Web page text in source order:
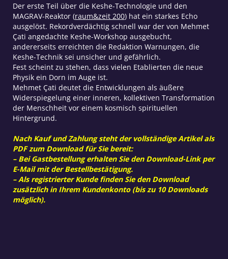
Der erste Teil über die Keshe-Technologie und den
MAGRAV-Reaktor (raum&zeit 200) hat ein starkes Echo
ausgelöst. Rekordverdächtig schnell war der von Mehmet
Çati angedachte Keshe-Workshop ausgebucht,
andererseits erreichten die Redaktion Warnungen, die
Keshe-Technik sei unsicher und gefährlich.
Fest scheint zu stehen, dass vielen Etablierten die neue
Physik ein Dorn im Auge ist.
Mehmet Çati deutet die Entwicklungen als äußere
Widerspiegelung einer inneren, kollektiven Transformation
der Menschheit vor einem kosmisch spirituellen
Hintergrund.
Nach Kauf und Zahlung steht der vollständige Artikel als
PDF zum Download für Sie bereit:
– Bei Gastbestellung erhalten Sie den Download-Link per
E-Mail mit der Bestellbestätigung.
– Als registrierter Kunde finden Sie den Download
zusätzlich in Ihrem Kundenkonto (bis zu 10 Downloads
möglich).